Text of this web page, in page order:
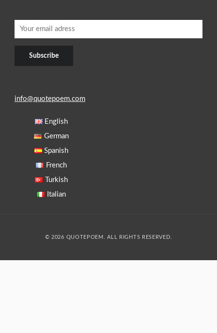
info@quotepoem.com
English
German
Spanish
French
Turkish
Italian
© 2026 QUOTEPOEM. ALL RIGHTS RESERVED.